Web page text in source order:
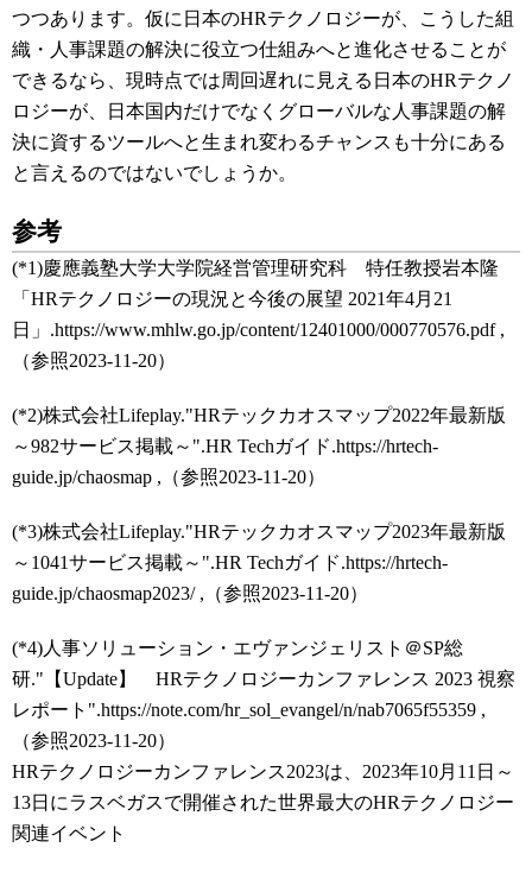
つつあります。仮に日本のHRテクノロジーが、こうした組
織・人事課題の解決に役立つ仕組みへと進化させることが
できるなら、現時点では周回遅れに見える日本のHRテクノ
ロジーが、日本国内だけでなくグローバルな人事課題の解
決に資するツールへと生まれ変わるチャンスも十分にある
と言えるのではないでしょうか。
参考
(*1)慶應義塾大学大学院経営管理研究科 特任教授岩本隆
「HRテクノロジーの現況と今後の展望 2021年4月21
日」.https://www.mhlw.go.jp/content/12401000/000770576.pdf ,
（参照2023-11-20）
(*2)株式会社Lifeplay."HRテックカオスマップ2022年最新版
～982サービス掲載～".HR Techガイド.https://hrtech-
guide.jp/chaosmap ,（参照2023-11-20）
(*3)株式会社Lifeplay."HRテックカオスマップ2023年最新版
～1041サービス掲載～".HR Techガイド.https://hrtech-
guide.jp/chaosmap2023/ ,（参照2023-11-20）
(*4)人事ソリューション・エヴァンジェリスト＠SP総
研."【Update】 HRテクノロジーカンファレンス 2023 視察
レポート".https://note.com/hr_sol_evangel/n/nab7065f55359 ,
（参照2023-11-20）
HRテクノロジーカンファレンス2023は、2023年10月11日～
13日にラスベガスで開催された世界最大のHRテクノロジー
関連イベント